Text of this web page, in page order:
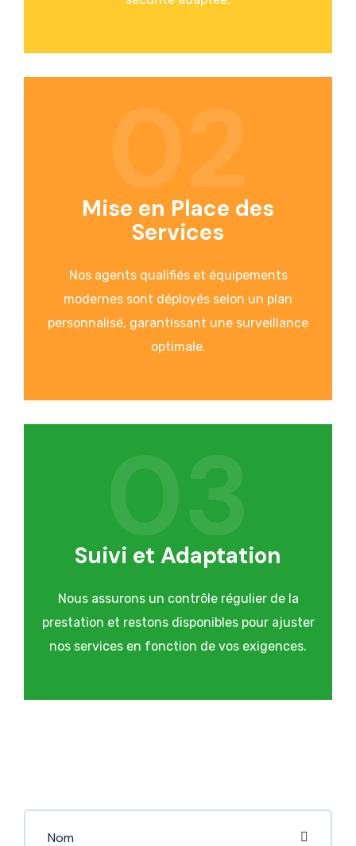
Mise en Place des
Services
Nos agents qualifiés et équipements
modernes sont déployés selon un plan
personnalisé, garantissant une surveillance
optimale.
Suivi et Adaptation
Nous assurons un contrôle régulier de la
prestation et restons disponibles pour ajuster
nos services en fonction de vos exigences.